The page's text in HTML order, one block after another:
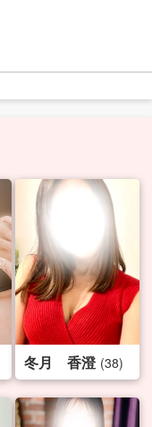
冬月 香澄 (38)